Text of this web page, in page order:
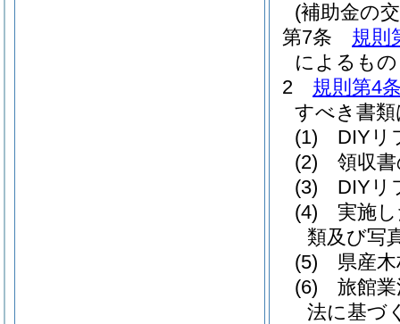
(補助金の
第7条
規則
によるも
2
規則第4
すべき書
(1)
DIYリ
(2)
領収
(3)
DIYリ
(4)
実施
類及び写
(5)
県産
(6)
旅館
法に基づ